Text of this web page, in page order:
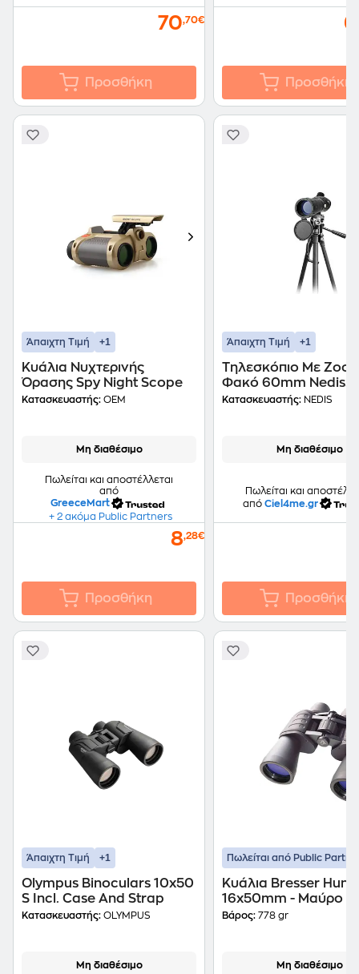
70,70€
Προσθήκη Προσθήκη
Άπαιχτη Τιμή +1
Κυάλια Νυχτερινής
Όρασης Spy Night Scope
Κατασκευαστής: OEM
Μη διαθέσιμο
Πωλείται και αποστέλλεται
από
GreeceMart
+ 2 ακόμα Public Partners
8,28€
Προσθήκη
Άπαιχτη Τιμή +1
Tηλεσκόπιο Με
Φακό 60mm Nedis
Scsp2000bk
Κατασκευαστής: NEDIS
Μη διαθέσιμο
Πωλείται και
από Ciel4me.gr
Προσθήκη
Άπαιχτη Τιμή +1
Olympus Binoculars 10x50
S Incl. Case And Strap
Κατασκευαστής: OLYMPUS
Μη διαθέσιμο
Πωλείται από Public
Κυάλια Bresser
16x50mm - Μαύρο
Βάρος: 778 gr
Μη διαθέσιμο